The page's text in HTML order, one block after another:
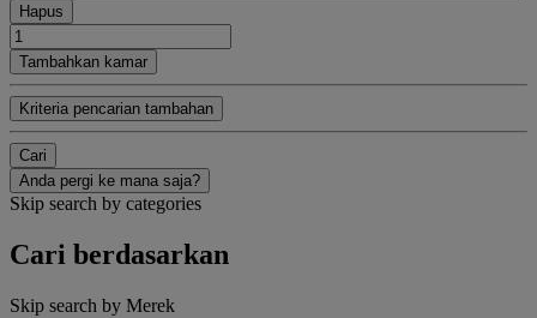
Hapus
Tambahkan kamar
Kriteria pencarian tambahan
Cari
Anda pergi ke mana saja?
Skip search by categories
Cari berdasarkan
Skip search by Merek